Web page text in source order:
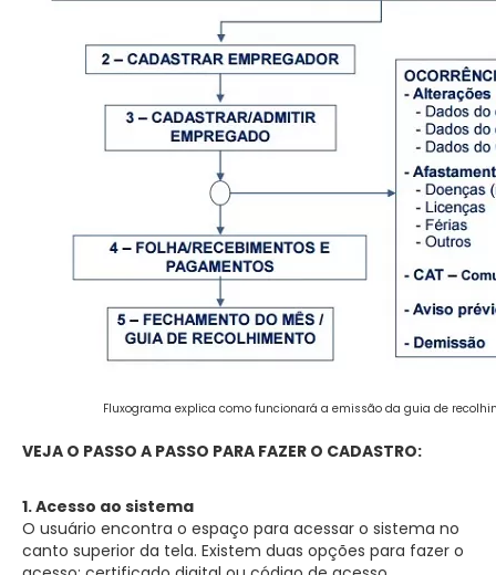
Fluxograma explica como funcionará a emissão da guia de
VEJA O PASSO A PASSO PARA FAZER O CADASTRO:
1. Acesso ao sistema
O usuário encontra o espaço para acessar o sistema no
canto superior da tela. Existem duas opções para fazer o